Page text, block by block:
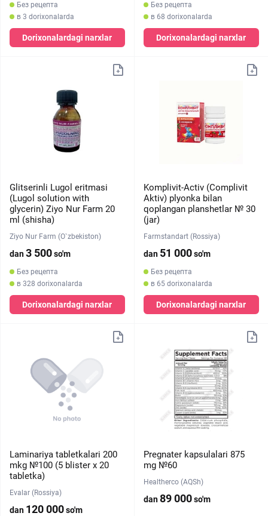
Без рецепта
в 3 dorixonalarda
Dorixonalardagi narxlar
Без рецепта
в 68 dorixonalarda
Dorixonalardagi narxlar
Glitserinli Lugol eritmasi
(Lugol solution with
glycerin) Ziyo Nur Farm 20
ml (shisha)
Ziyo Nur Farm (O`zbekiston)
dan3 500so'm
Без рецепта
в 328 dorixonalarda
Dorixonalardagi narxlar
Komplivit-Activ (Complivit
Aktiv) plyonka bilan
qoplangan planshetlar № 30
(jar)
Farmstandart (Rossiya)
dan 51 000so'm
Без рецепта
в 65 dorixonalarda
Dorixonalardagi narxlar
Laminariya tabletkalari 200
mkg №100 (5 blister х 20
tabletka)
Evalar (Rossiya)
dan 120 000so'm
Pregnater kapsulalari 875
mg №60
Healtherco (AQSh)
dan89 000so'm